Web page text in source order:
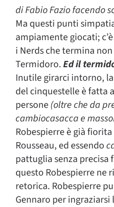
di Fabio Fazio facendo
Ma questi punti
ampiamente giocati;
i Nerdsche termina
Termidoro.Ed il
Inutile girarci intorno,
del cinquestelle è fatta
persone(oltre che da
cambiocasacca e
Robespierre è già
Rousseau, ed essendo
pattuglia senza
questo Robespierre ne
retorica. Robespierre
Gennaro per